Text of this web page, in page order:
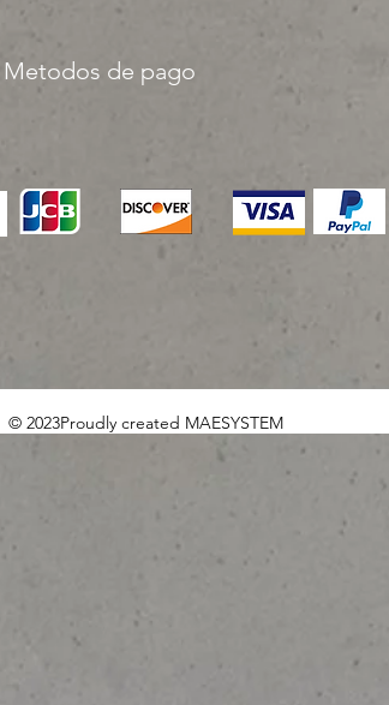
Metodos de pago
© 2023Proudly created MAESYSTEM